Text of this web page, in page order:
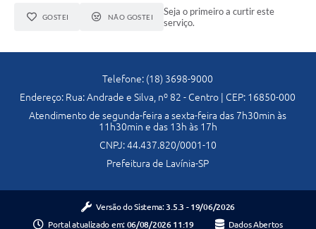
GOSTEI NÃO GOSTEI
Seja o primeiro a curtir este
serviço.
Telefone: (18) 3698-9000
Endereço: Rua: Andrade e Silva, nº 82 - Centro | CEP: 16850-000
Atendimento de segunda-feira a sexta-feira das 7h30min às
11h30min e das 13h às 17h
CNPJ: 44.437.820/0001-10
Prefeitura de Lavínia-SP
Versão do Sistema: 3.5.3 - 19/06/2026
Portal atualizado em: 06/08/2026 11:19 Dados Abertos